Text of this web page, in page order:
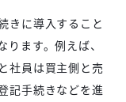
きに導入すること
ます。例えば、
社員は買主側と売
記手続きなどを進